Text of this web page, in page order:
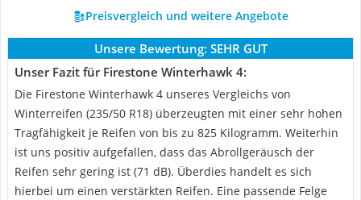
Preisvergleich und weitere Angebote
Unsere Bewertung: SEHR GUT
Unser Fazit für Firestone Winterhawk 4:
Die Firestone Winterhawk 4 unseres Vergleichs von
Winterreifen (235/50 R18) überzeugten mit einer sehr hohen
Tragfähigkeit je Reifen von bis zu 825 Kilogramm. Weiterhin
ist uns positiv aufgefallen, dass das Abrollgeräusch der
Reifen sehr gering ist (71 dB). Überdies handelt es sich
hierbei um einen verstärkten Reifen. Eine passende Felge